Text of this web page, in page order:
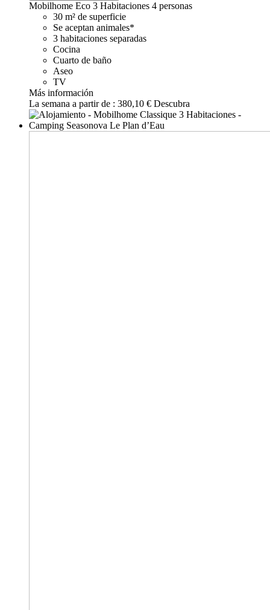
Mobilhome Eco 3 Habitaciones 4 personas
30 m² de superficie
Se aceptan animales*
3 habitaciones separadas
Cocina
Cuarto de baño
Aseo
TV
Más información
La semana a partir de : 380,10 € Descubra